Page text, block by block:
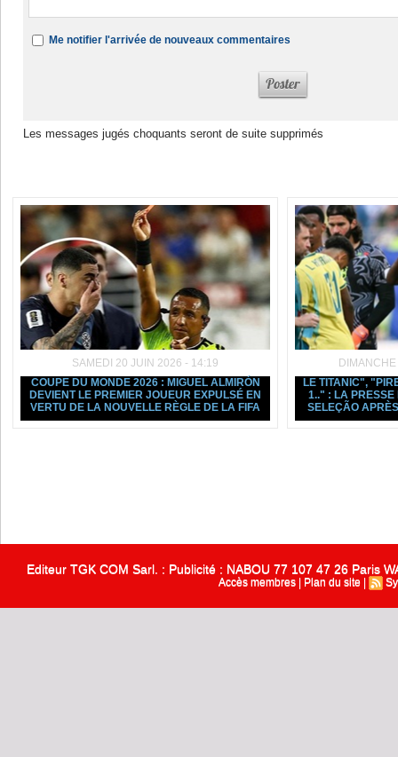
Me notifier l'arrivée de nouveaux commentaires
Les messages jugés choquants seront de suite supprimés
SAMEDI 20 JUIN 2026 - 14:19
COUPE DU MONDE 2026 : MIGUEL ALMIRÓN
DEVIENT LE PREMIER JOUEUR EXPULSÉ EN
VERTU DE LA NOUVELLE RÈGLE DE LA FIFA
LE TITANIC",
1.." : LA PRESSE
SELEÇÃO
Editeur TGK COM Sarl. : Publicité : NABOU 77 107 47 26 Paris
Accès membres Plan du site